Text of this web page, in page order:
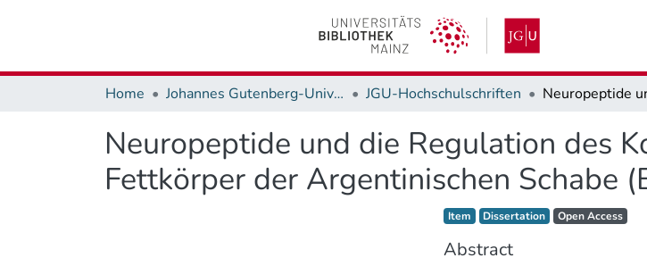
Home Johannes Gutenberg-Universität Mainz JGU-Hochschulschriften
Neuropeptide und die Regulation des
Fettkörper der Argentinischen Schabe
Item type:
Item, Dissertation Access status:
Open Access,
Abstract